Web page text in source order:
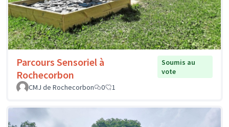
Parcours Sensoriel à
Rochecorbon
Soumis au
vote
CMJ de Rochecorbon
0 1